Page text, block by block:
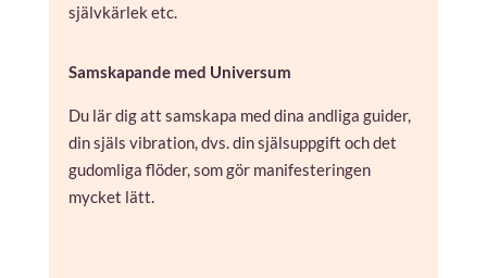
självkärlek etc.
Samskapande med Universum
Du lär dig att samskapa med dina andliga guider,
din själs vibration, dvs. din själsuppgift och det
gudomliga flöder, som gör manifesteringen
mycket lätt.